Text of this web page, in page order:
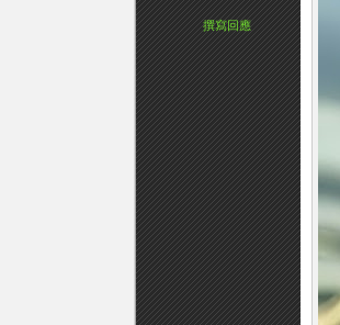
撰寫回應